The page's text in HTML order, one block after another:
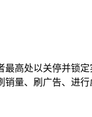
高处以关停并锁定
量、刷广告、进行